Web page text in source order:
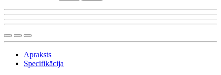
Apraksts
Specifikācija